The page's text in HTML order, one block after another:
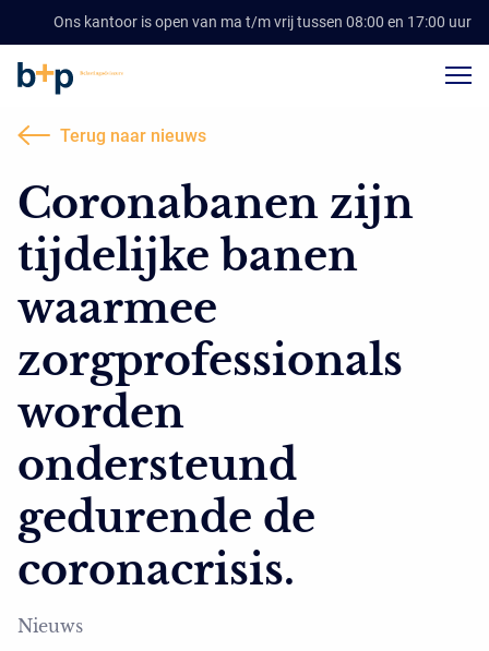
Ons kantoor is open van ma t/m vrij tussen 08:00 en 17:00 uur
Terug naar nieuws
Coronabanen zijn
tijdelijke banen
waarmee
zorgprofessionals
worden
ondersteund
gedurende de
coronacrisis.
Nieuws